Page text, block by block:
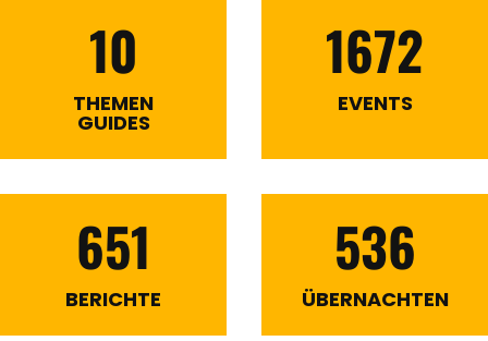
10
THEMEN
GUIDES
1672
EVENTS
651
BERICHTE
536
ÜBERNACHTEN